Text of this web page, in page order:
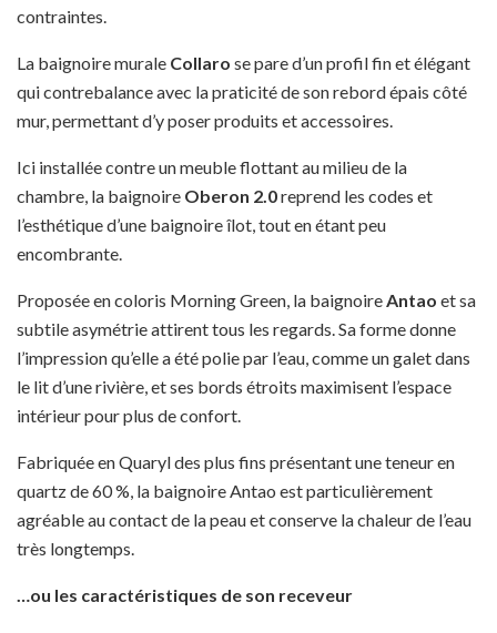
contraintes.
La baignoire murale Collaro se pare d’un profil fin et élégant
qui contrebalance avec la praticité de son rebord épais côté
mur, permettant d’y poser produits et accessoires.
Ici installée contre un meuble flottant au milieu de la
chambre, la baignoire Oberon 2.0reprend les codes et
l’esthétique d’une baignoire îlot, tout en étant peu
encombrante.
Proposée en coloris Morning Green, la baignoireAntao et sa
subtile asymétrie attirent tous les regards. Sa forme donne
l’impression qu’elle a été polie par l’eau, comme un galet dans
le lit d’une rivière, et ses bords étroits maximisent l’espace
intérieur pour plus de confort.
Fabriquée en Quaryl des plus fins présentant une teneur en
quartz de 60 %, la baignoire Antao est particulièrement
agréable au contact de la peau et conserve la chaleur de l’eau
très longtemps.
…ou les caractéristiques de son receveur